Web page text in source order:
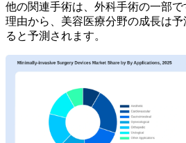
他の関連手術は、外科手術の一部
理由から、美容医療分野の成長は
ると予測されます。